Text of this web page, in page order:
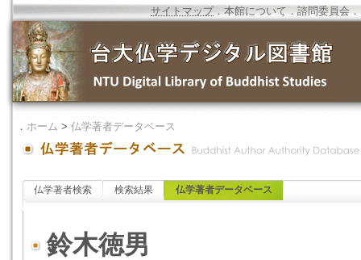
サイトマップ．本館について ．諮問委員会 ．
． ホーム > 仏学著者データベース
仏学著者検索 検索結果 仏学著者データベース
鈴木徳男